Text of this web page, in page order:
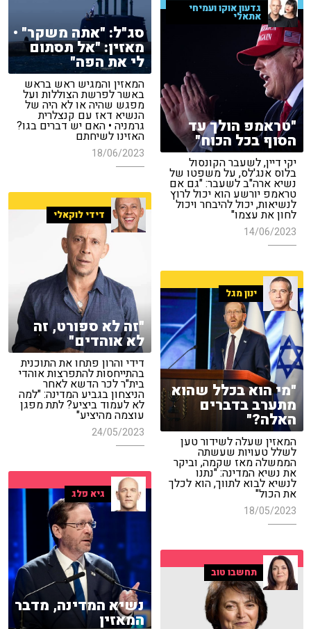
סג"ל: "אתה משקר" •
מאזין: "אל תסתום
לי את הפה"
המאזין והמגיש ראש בראש
באשר לפרשת הצוללות ועל
מפגש שהיה או לא היה של
הנשיא דאז עם קנצלרית
גרמניה • האם יש דברים בגו?
האזינו לשיחתם
18/06/2023
גדעון אוקו ועמיחי
אתאלי
"טראמפ הולך עד
הסוף בכל הכוח"
יקי דיין, לשעבר הקונסול
בלוס אנג'לס, על משפטו של
נשיא ארה"ב לשעבר: "גם אם
טראמפ יורשע הוא יכול לרוץ
לנשיאות, יכול להיבחר ויכול
לחון את עצמו"
14/06/2023
דידי לוקאלי
"זה לא ספורט, זה
לא אוהדים"
דידי והרון פתחו את התוכנית
בהתייחסות להתפרצות אוהדי
בית"ר לכר הדשא לאחר
הניצחון בגביע המדינה: "למה
לא לעמוד ביציע? לתת מפגן
עוצמה מהיציע"
24/05/2023
ינון מגל
"מי הוא בכלל שהוא
מתערב בדברים
האלה?"
המאזין שעלה לשידור טען
לשלל טעויות שעשתה
הממשלה מאז שקמה, וביקר
את נשיא המדינה: "נתנו
לנשיא לבוא לתווך, הוא לכלך
את הכול"
18/05/2023
גיא פלג
נשיא המדינה, מדבר
המאזין
תחשבו טוב